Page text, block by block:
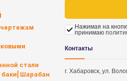
стали
Шарабан
Нажимая на
принимаю
Контакты
г. Хабаровск, ул.